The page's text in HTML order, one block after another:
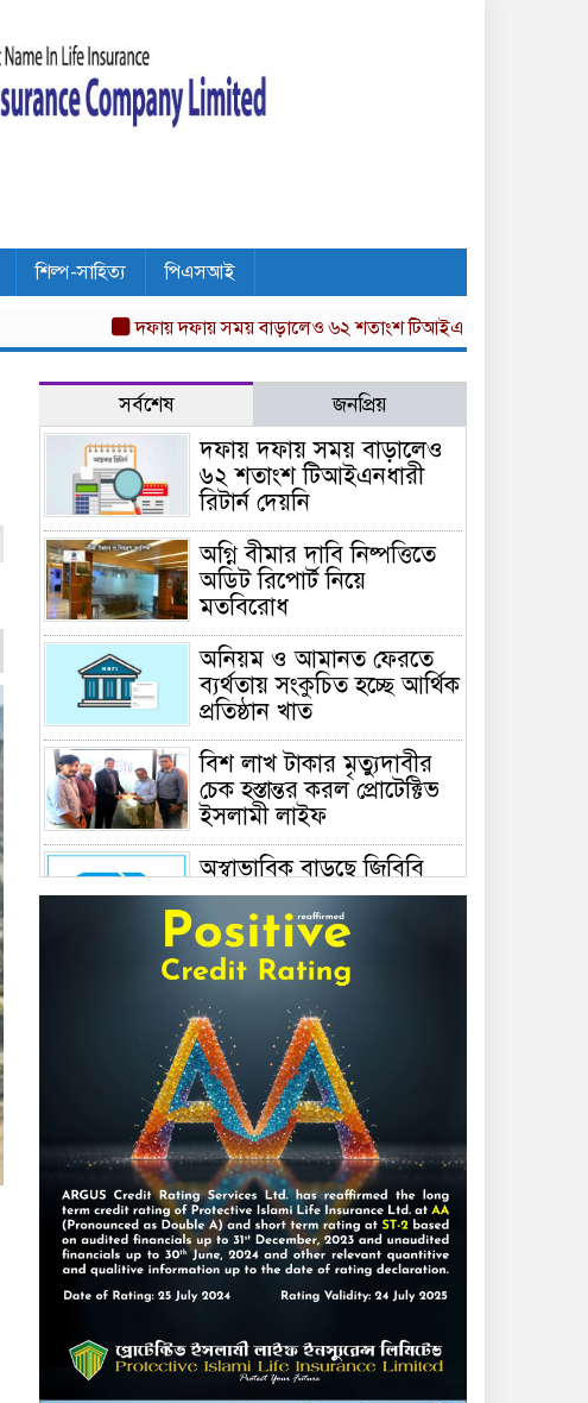
শিল্প-সাহিত্য পিএসআই
দফায় দফায় সময় বাড়ালেও ৬২ শতাংশ টিআইএনধারী রিটার্ন দেয়নি
সর্বশেষ জনপ্রিয়
দফায় দফায় সময় বাড়ালেও
৬২ শতাংশ টিআইএনধারী
রিটার্ন দেয়নি
অগ্নি বীমার দাবি নিষ্পত্তিতে
অডিট রিপোর্ট নিয়ে
মতবিরোধ
অনিয়ম ও আমানত ফেরতে
ব্যর্থতায় সংকুচিত হচ্ছে আর্থিক
প্রতিষ্ঠান খাত
বিশ লাখ টাকার মৃত্যুদাবীর
চেক হস্তান্তর করল প্রোটেক্টিভ
ইসলামী লাইফ
অস্বাভাবিক বাড়ছে জিবিবি
পাওয়ারের শেয়ার দর,
ডিএসইর সতর্কবার্তা